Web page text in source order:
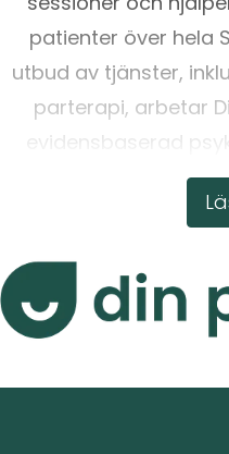
sessioner och
patienter över hela
utbud av tjänster,
parterapi, arbetar
https://